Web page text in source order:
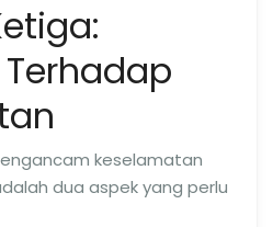
keselamatan
dua aspek yang perlu